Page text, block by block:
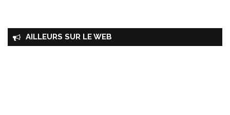
AILLEURS SUR LE WEB